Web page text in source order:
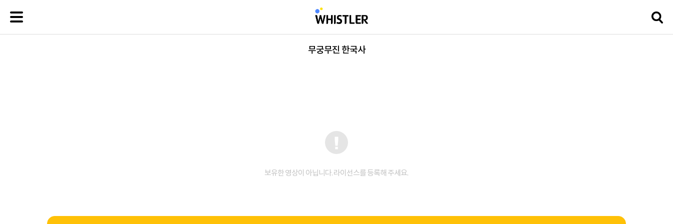
무궁무진 한국사
보유한 영상이 아닙니다. 라이선스를 등록해 주세요.